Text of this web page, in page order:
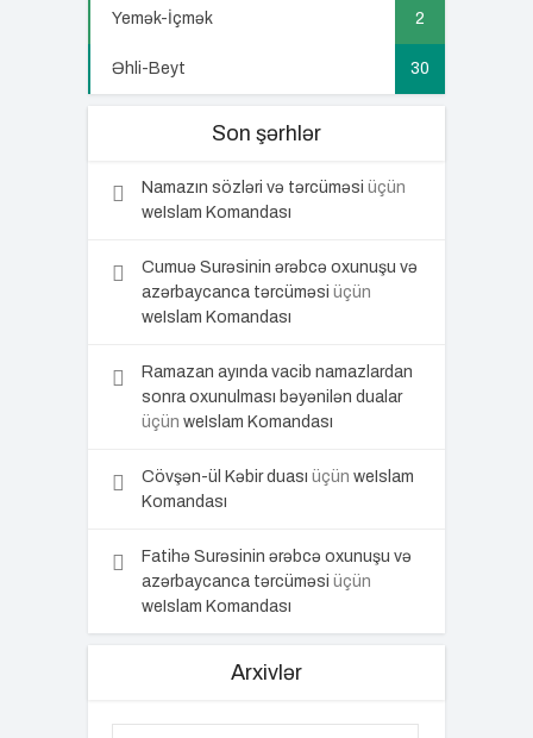
Yemək-İçmək 2
Əhli-Beyt 30
Son şərhlər
Namazın sözləri və tərcüməsi üçün
weIslam Komandası
Cumuə Surəsinin ərəbcə oxunuşu və
azərbaycanca tərcüməsi üçün
weIslam Komandası
Ramazan ayında vacib namazlardan
sonra oxunulması bəyənilən dualar
üçün weIslam Komandası
Cövşən-ül Kəbir duası üçün weIslam
Komandası
Fatihə Surəsinin ərəbcə oxunuşu və
azərbaycanca tərcüməsi üçün
weIslam Komandası
Arxivlər